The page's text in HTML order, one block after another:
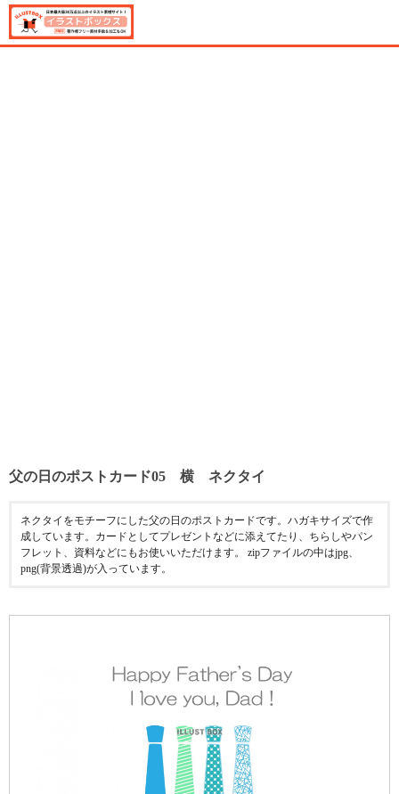
父の日のポストカード05 横 ネクタイ
ネクタイをモチーフにした父の日のポストカードです。ハガキサイズで作
成しています。カードとしてプレゼントなどに添えてたり、ちらしやパン
フレット、資料などにもお使いいただけます。 zipファイルの中はjpg、
png(背景透過)が入っています。